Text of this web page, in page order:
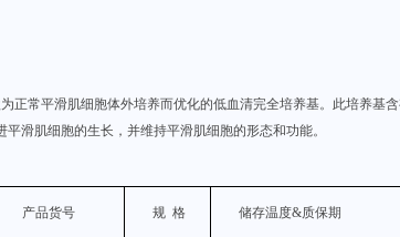
正常平滑肌细胞体外培养而优化的低血清完全培养基。此培养
滑肌细胞的生长，并维持平滑肌细胞的形态和功能。
产品货号 规 格 储存温度&质保期